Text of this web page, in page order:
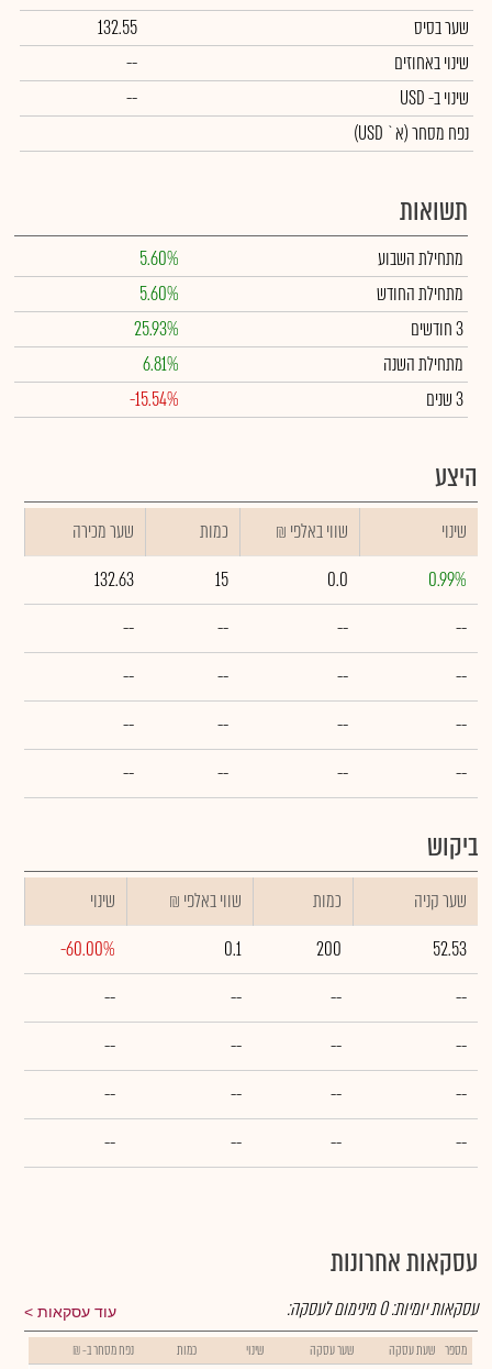
שער בסיס
132.55
שינוי באחוזים
--
שינויב- USD
--
נפח מסחר(א` USD)
תשואות
מתחילת השבוע
5.60%
מתחילת החודש
5.60%
3 חודשים
25.93%
מתחילת השנה
6.81%
3 שנים
-15.54%
היצע
שינוי ₪ שווי באלפי כמות
שער מכירה
0.99%
0.0
15
132.63
--
--
--
--
--
--
--
--
--
--
--
--
--
--
--
--
ביקוש
שער קניה כמות ₪ שווי באלפי
שינוי
52.53
200
0.1
-60.00%
--
--
--
--
--
--
--
--
--
--
--
--
--
--
--
--
עסקאות אחרונות
עוד עסקאות עסקאות יומיות:0מינימום לעסקה:
מספר שעת עסקה שער עסקה שינוי כמות נפח מסחר ב- ₪